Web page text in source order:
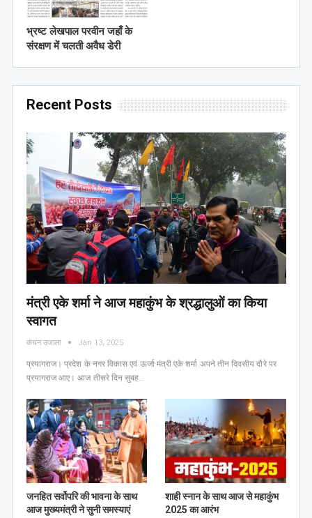
भ्रष्ट लेखपाल परवीन जहाँ के
संरक्षण में चलती अवैध डेरी
Recent Posts
मंत्री एके शर्मा ने आज महाकुंभ के श्रद्धालुओं का किया
स्वागत
कंचन उजाला Jan 13, 2025
प्रयागराज। प्रदेश के नगर विकास एवं ऊर्जा मंत्री एके शर्मा अपने तीन दिवसीय दौरे पर
प्रयागराज आए। आज तीसरे दिन सुबह…
जनहित सर्वोपरि की भावना के साथ
आज मुख्यमंत्री ने सुनी समस्याएं
शाही स्नान के साथ आज से महाकुंभ
2025 का आरंभ